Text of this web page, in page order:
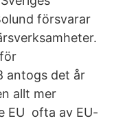
försvarar
antogs det år
allt mer
EU ofta av EU-